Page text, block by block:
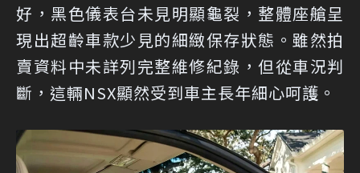
好，黑色儀表台未見明顯龜裂，整體座艙呈
現出超齡車款少見的細緻保存狀態。雖然拍
賣資料中未詳列完整維修紀錄，但從車況判
斷，這輛NSX顯然受到車主長年細心呵護。